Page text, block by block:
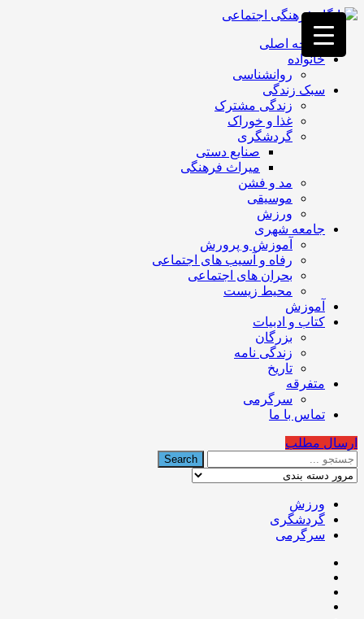
فصد
خون
غرب
تهران
خشکشویی
تصفیه
تهران
صفحه اصلی
خانواده
روانشناسی
سبک زندگی
زندگی مشترک
غذا و خوراک
گردشگری
صنایع دستی
میراث فرهنگی
مد و فشن
موسیقی
ورزش
جامعه شهری
آموزش و پرورش
رفاه و آسیب های اجتماعی
بحران های اجتماعی
محیط زیست
آموزش
کتاب و ادبیات
بزرگان
زندگی نامه
تاریخ
متفرقه
سرگرمی
تماس با ما
ارسال مطلب
ورزش
گردشگری
سرگرمی